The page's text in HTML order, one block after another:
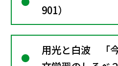
用言の活用／係
条件と確定条件
901）
用光と白波 「